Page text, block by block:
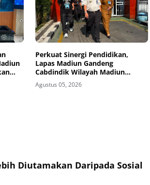
Perkuat Sinergi Pendidikan,
Lapas Madiun Gandeng
Cabdindik Wilayah Madiun
Hadirkan Program TITL
Agustus 05, 2026
Diutamakan Daripada Sosial